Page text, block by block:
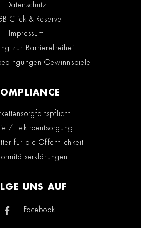
Datenschutz
Click & Reserve
Impressum
zur Barrierefreiheit
Gewinnspiele
Elektroentsorgung
für die Öffentlichkeit
UNS AUF
Facebook